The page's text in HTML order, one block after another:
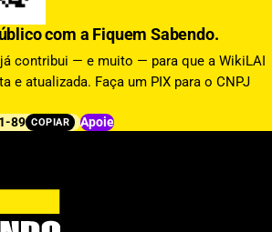
com a Fiquem Sabendo.
contribui — e muito — para que a WikiLAI
e atualizada. Faça um PIX para o CNPJ
89 COPIAR Apoie